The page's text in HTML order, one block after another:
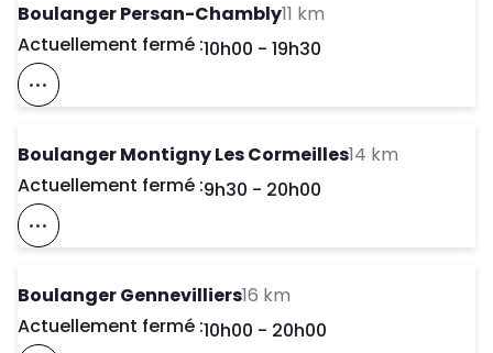
Boulanger Persan-Chambly11 km
Actuellement fermé :Day of the Week
10h00 - 19h30
Voir Ce Magasin Sur La Carte
Boulanger Montigny Les Cormeilles14 km
Actuellement fermé :Day of the Week
9h30 - 20h00
Voir Ce Magasin Sur La Carte
Boulanger Gennevilliers16 km
Actuellement fermé :Day of the Week
10h00 - 20h00